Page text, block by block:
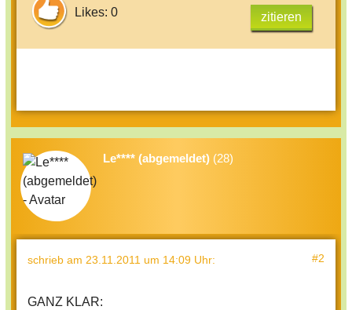
Likes: 0 zitieren
Le**** (abgemeldet) (28)
schrieb am 23.11.2011 um 14:09 Uhr: #2
GANZ KLAR: